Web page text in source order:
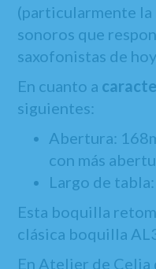
(particularmente
sonoros que
saxofonistas de
En cuanto a
siguientes:
Abertura:
con más
Largo de
Esta boquilla
clásica boquilla
En Atelier de Celia